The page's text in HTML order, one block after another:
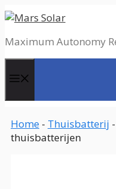
Spring
naar
de
Maximum Autonomy
Home - Thuisbatterij -
thuisbatterijen